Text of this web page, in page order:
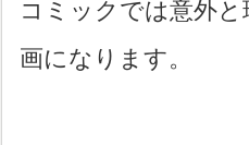
コミックでは意外
画になります。